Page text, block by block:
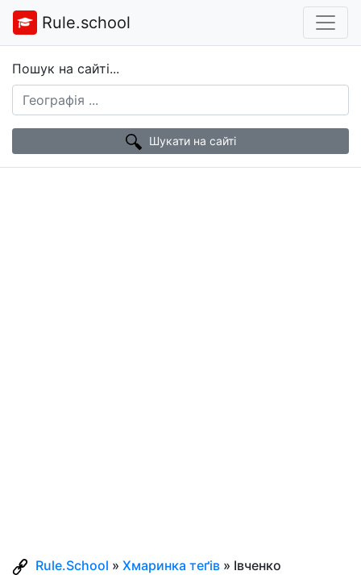
Rule.school
Пошук на сайті...
Шукати на сайті
Rule.School » Хмаринка теґів » Івченко